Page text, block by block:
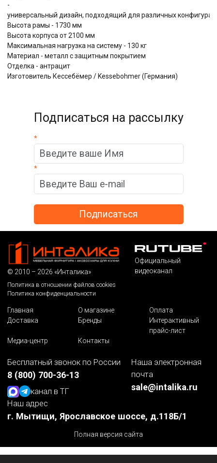
-
универсальный дизайн, подходящий для различных
Высота рамы - 1730 мм
Высота корпуса от 2100 мм
Максимальная нагрузка на систему - 130 кг
Материал - металл с защитным покрытием
Отделка - антрацит
Изготовитель Кессебёмер / Kessebohmer (Германия)
Подписаться на рассылку
*
*
© 2010 – 2026 «Инталика»
Политика в отношении файлов cookies
Политика конфиденциальности
Официальный
видеоканал
Главная О магазине
Оплата
Доставка
Бренды
Интерактивный
прайс-лист
Медиа-центр
Контакты
Бесплатный звонок по России
8 (800) 700-36-13
канал в ТГ
Наша электронная
почта
sale@intalika.ru
Наш адрес
г. Мытищи, Ярославское шоссе, д.118Б/1
Полная версия сайта